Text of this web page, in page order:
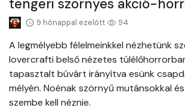
tengeri szörnyes akció-
9 hónappal ezelőtt 94
A legmélyebb félelmeinkkel nézhetünk
lovercrafti belső nézetes
tapasztalt búvárt irányítva esünk
mélyén. Noénak szörnyű mutánsokkal
szembe kell néznie.